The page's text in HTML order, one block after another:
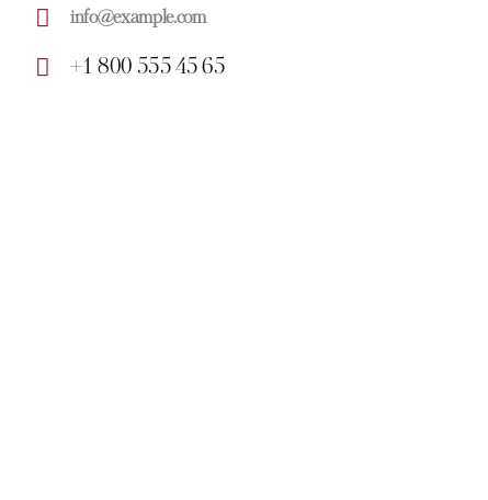
ma
info@example.com
+1 800 555 45 65